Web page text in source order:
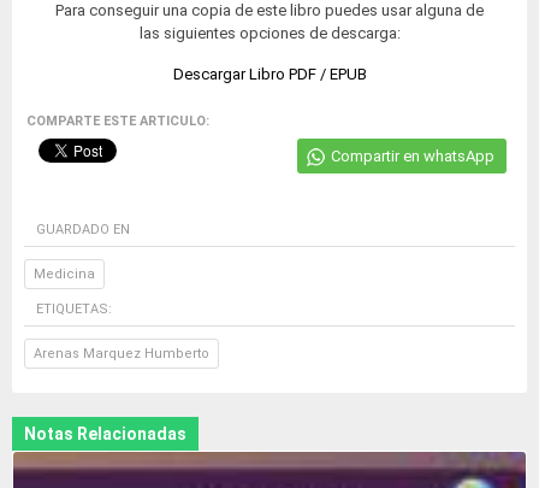
Para conseguir una copia de este libro puedes usar alguna de
las siguientes opciones de descarga:
Descargar Libro PDF / EPUB
COMPARTE ESTE ARTICULO:
Compartir en whatsApp
GUARDADO EN
Medicina
ETIQUETAS:
Arenas Marquez Humberto
Notas Relacionadas